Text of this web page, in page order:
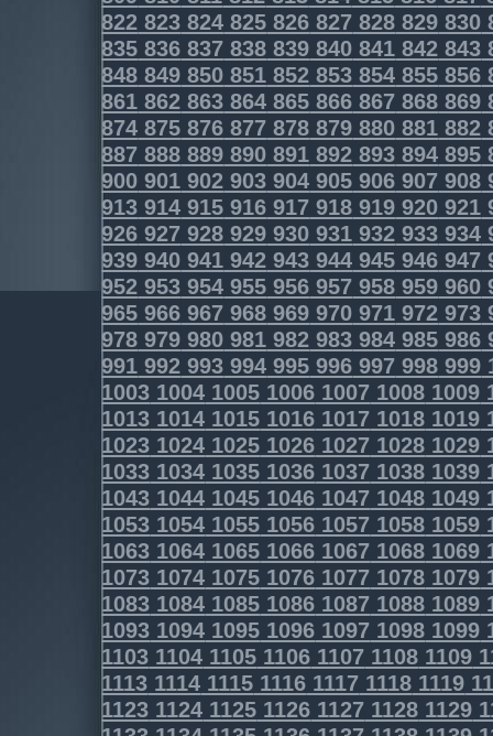
822 823 824 825 826 827 828 829 830
835 836 837 838 839 840 841 842 843
848 849 850 851 852 853 854 855 856
861 862 863 864 865 866 867 868 869
874 875 876 877 878 879 880 881 882
887 888 889 890 891 892 893 894 895
900 901 902 903 904 905 906 907 908
913 914 915 916 917 918 919 920 921
926 927 928 929 930 931 932 933 934
939 940 941 942 943 944 945 946 947
952 953 954 955 956 957 958 959 960
965 966 967 968 969 970 971 972 973
978 979 980 981 982 983 984 985 986
991 992 993 994 995 996 997 998 999
1003 1004 1005 1006 1007 1008 1009
1013 1014 1015 1016 1017 1018 1019
1023 1024 1025 1026 1027 1028 1029
1033 1034 1035 1036 1037 1038 1039
1043 1044 1045 1046 1047 1048 1049
1053 1054 1055 1056 1057 1058 1059
1063 1064 1065 1066 1067 1068 1069
1073 1074 1075 1076 1077 1078 1079
1083 1084 1085 1086 1087 1088 1089
1093 1094 1095 1096 1097 1098 1099
1103 1104 1105 1106 1107 1108 1109
1113 1114 1115 1116 1117 1118 1119
1123 1124 1125 1126 1127 1128 1129